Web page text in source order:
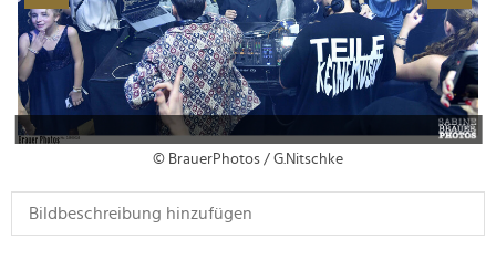
© BrauerPhotos / G.Nitschke